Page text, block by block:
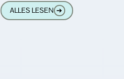
ALLES LESEN ➔